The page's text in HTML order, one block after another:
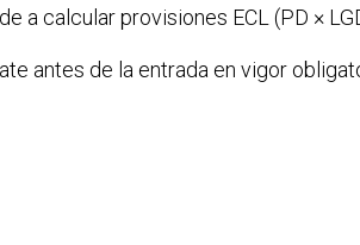
a calcular provisiones ECL (PD ×
antes de la entrada en vigor